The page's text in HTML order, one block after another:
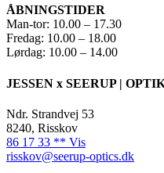
ÅBNINGSTIDER
Man-tor: 10.00 – 17.30
Fredag: 10.00 – 18.00
Lørdag: 10.00 – 14.00
JESSEN x SEERUP |
Ndr. Strandvej 53
8240, Risskov
86 17 33 ** Vis
risskov@seerup-optics.dk